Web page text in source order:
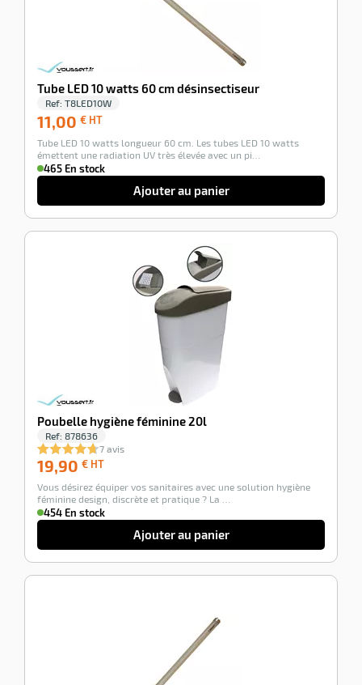
Tube LED 10 watts 60 cm désinsectiseur
Ref: T8LED10W
11,00 € HT
HT
Tube LED 10 watts longueur 60 cm. Les tubes LED 10 watts
émettent une radiation UV très élevée avec un pi…
465 En stock
Ajouter au panier
Poubelle hygiène féminine 20l
Ref: 878636
7 avis
19,90 € HT
HT
Vous désirez équiper vos sanitaires avec une solution hygiène
féminine design, discrète et pratique ? La …
454 En stock
Ajouter au panier